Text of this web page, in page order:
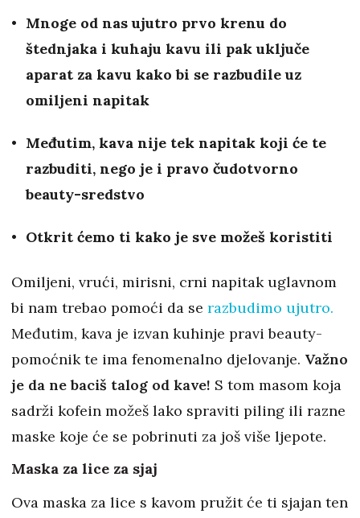
Mnoge od nas ujutro prvo krenu do
štednjaka i kuhaju kavu ili pak uključe
aparat za kavu kako bi se razbudile uz
omiljeni napitak
Međutim, kava nije tek napitak koji će te
razbuditi, nego je i pravo čudotvorno
beauty-sredstvo
Otkrit ćemo ti kako je sve možeš koristiti
Omiljeni, vrući, mirisni, crni napitak uglavnom
bi nam trebao pomoći da se razbudimo ujutro.
Međutim, kava je izvan kuhinje pravi beauty-
pomoćnik te ima fenomenalno djelovanje. Važno
je da ne baciš talog od kave! S tom masom koja
sadrži kofein možeš lako spraviti piling ili razne
maske koje će se pobrinuti za još više ljepote.
Maska za lice za sjaj
Ova maska za lice s kavom pružit će ti sjajan ten